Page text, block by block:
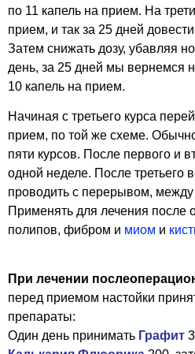
по 11 капель на прием. На
прием, и так за 25 дней
Затем снижать дозу, убавляя
день, за 25 дней мы вернемся
10 капель на прием.
Начиная с третьего курса
прием, по той же схеме.
пяти курсов. После первого и
одной неделе. После третьего
проводить с перерывом, между
Применять для лечения после
полипов, фибром и миом и
При лечении
перед приемом настойки
препараты:
Один день принимать Графит